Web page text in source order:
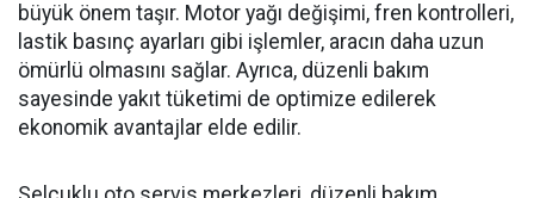
büyük önem taşır. Motor yağı değişimi, fren kontrolleri,
lastik basınç ayarları gibi işlemler, aracın daha uzun
ömürlü olmasını sağlar. Ayrıca, düzenli bakım
sayesinde yakıt tüketimi de optimize edilerek
ekonomik avantajlar elde edilir.